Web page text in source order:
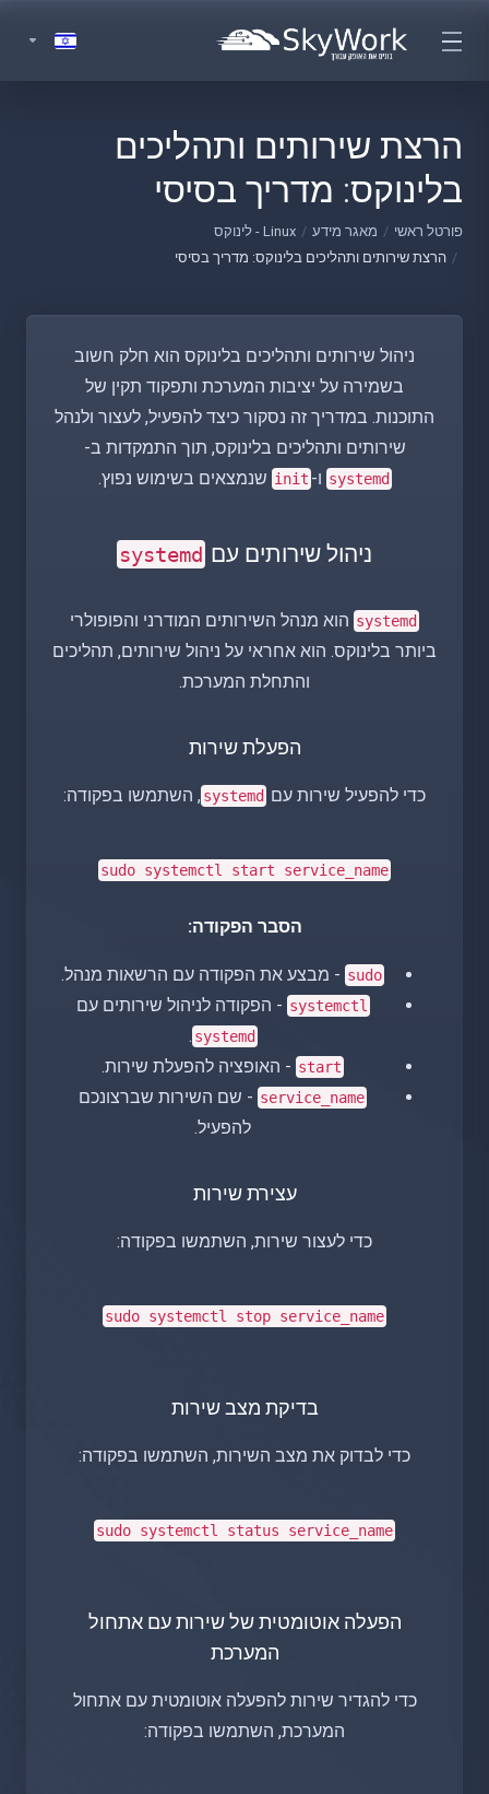
הרצת שירותים ותהליכים
בלינוקס: מדריך בסיסי
פורטל ראשי מאגר מידע
Linux - לינוקס
הרצת שירותים ותהליכים בלינוקס: מדריך בסיסי
ניהול שירותים ותהליכים בלינוקס הוא חלק חשוב
בשמירה על יציבות המערכת ותפקוד תקין של
התוכנות. במדריך זה נסקור כיצד להפעיל, לעצור ולנהל
שירותים ותהליכים בלינוקס, תוך התמקדות ב-
systemd ו-init שנמצאים בשימוש נפוץ.
ניהול שירותים עם systemd
systemd הוא מנהל השירותים המודרני והפופולרי
ביותר בלינוקס. הוא אחראי על ניהול שירותים, תהליכים
והתחלת המערכת.
הפעלת שירות
כדי להפעיל שירות עם systemd, השתמשו בפקודה:
sudo systemctl start service_name
הסבר הפקודה:
sudo - מבצע את הפקודה עם הרשאות מנהל.
systemctl - הפקודה לניהול שירותים עם
systemd
.
start - האופציה להפעלת שירות.
service_name - שם השירות שברצונכם
להפעיל.
עצירת שירות
כדי לעצור שירות, השתמשו בפקודה:
sudo systemctl stop service_name
בדיקת מצב שירות
כדי לבדוק את מצב השירות, השתמשו בפקודה:
sudo systemctl status service_name
הפעלה אוטומטית של שירות עם אתחול
המערכת
כדי להגדיר שירות להפעלה אוטומטית עם אתחול
המערכת, השתמשו בפקודה: